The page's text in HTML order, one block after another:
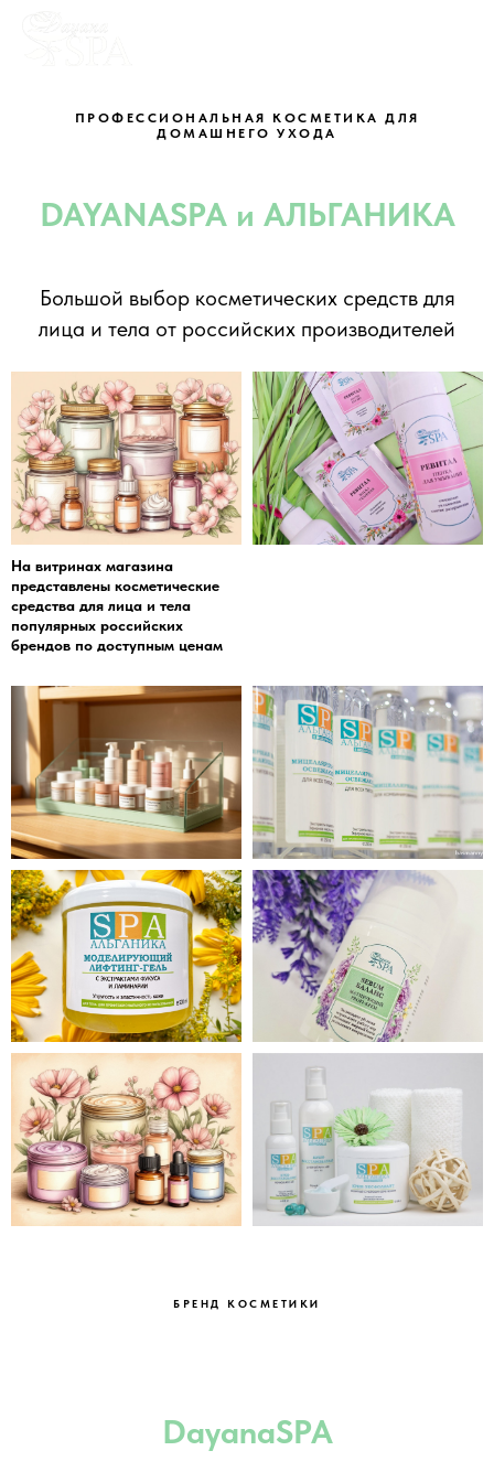
ПРОФЕССИОНАЛЬНАЯ КОСМЕТИКА ДЛЯ
ДОМАШНЕГО УХОДА
DAYANASPA и АЛЬГАНИКА
Большой выбор косметических средств для
лица и тела от российских производителей
На витринах магазина
представлены косметические
средства для лица и тела
популярных российских
брендов по доступным ценам
БРЕНД КОСМЕТИКИ
DayanaSPA